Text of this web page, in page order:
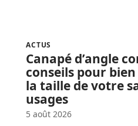
ACTUS
Canapé d’angle
conseils pour
la taille de votre
usages
5 août 2026